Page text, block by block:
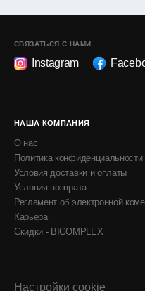
СВЯЗАТЬСЯ С НАМИ
Instagram
НАША КОМПАНИЯ
О нас
Политика конфиденциальности
Условия доставки и оплаты
Условия возврата
Регламент об электронной
Карьера
Скидки - BICOMPLEX
Настройки cookie